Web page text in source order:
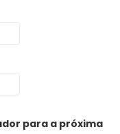
para a próxima